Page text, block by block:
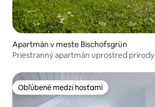
Apartmán v meste Bischofsgrün
Priestranný apartmán uprostred prírody
Obľúbené medzi hosťami
Obľúbené medzi hosťami